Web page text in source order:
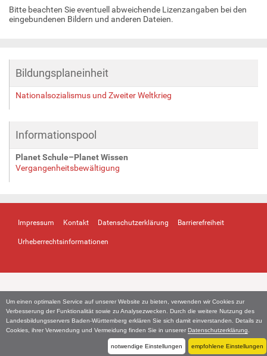
Um einen optimalen Service auf unserer Website zu bieten, verwenden wir Cookies zur
Verbesserung der Funktionalität sowie zu Analysezwecken. Durch die weitere Nutzung des
Landesbildungsservers Baden-Württemberg erklären Sie sich damit einverstanden. Details zu
Cookies, ihrer Verwendung und Vermeidung finden Sie in unserer Datenschutzerklärung
notwendige Einstellungen empfohlene Einstellungen
Bitte beachten Sie eventuell abweichende Lizenzangaben bei den
eingebundenen Bildern und anderen Dateien.
Bildungsplaneinheit
Nationalsozialismus und Zweiter Weltkrieg
Informationspool
Planet Schule–Planet Wissen
Vergangenheitsbewältigung
Impressum Kontakt Datenschutzerklärung Barrierefreiheit
Urheberrechtsinformationen